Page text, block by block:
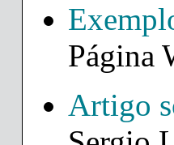
Página
Artigo